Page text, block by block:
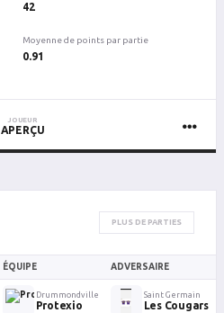
42
Moyenne de points par partie
0.91
JOUEUR
APERÇU
PLUS DE PARTIES
ÉQUIPE ADVERSAIRE
Drummondville
Protexio
Saint Germain
Les Cougars